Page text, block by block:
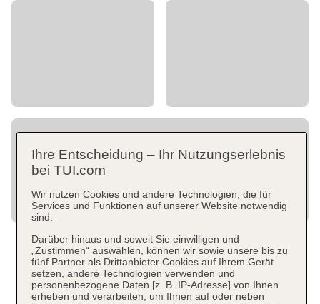
Ihre Entscheidung – Ihr Nutzungserlebnis
bei TUI.com
Wir nutzen Cookies und andere Technologien, die für
Services und Funktionen auf unserer Website notwendig
sind.
Darüber hinaus und soweit Sie einwilligen und
„Zustimmen“ auswählen, können wir sowie unsere bis zu
fünf Partner als Drittanbieter Cookies auf Ihrem Gerät
setzen, andere Technologien verwenden und
personenbezogene Daten [z. B. IP-Adresse] von Ihnen
erheben und verarbeiten, um Ihnen auf oder neben